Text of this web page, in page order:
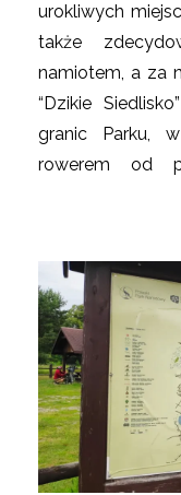
urokliwych
także
namiotem, a za
“Dzikie
granic Parku,
rowerem od